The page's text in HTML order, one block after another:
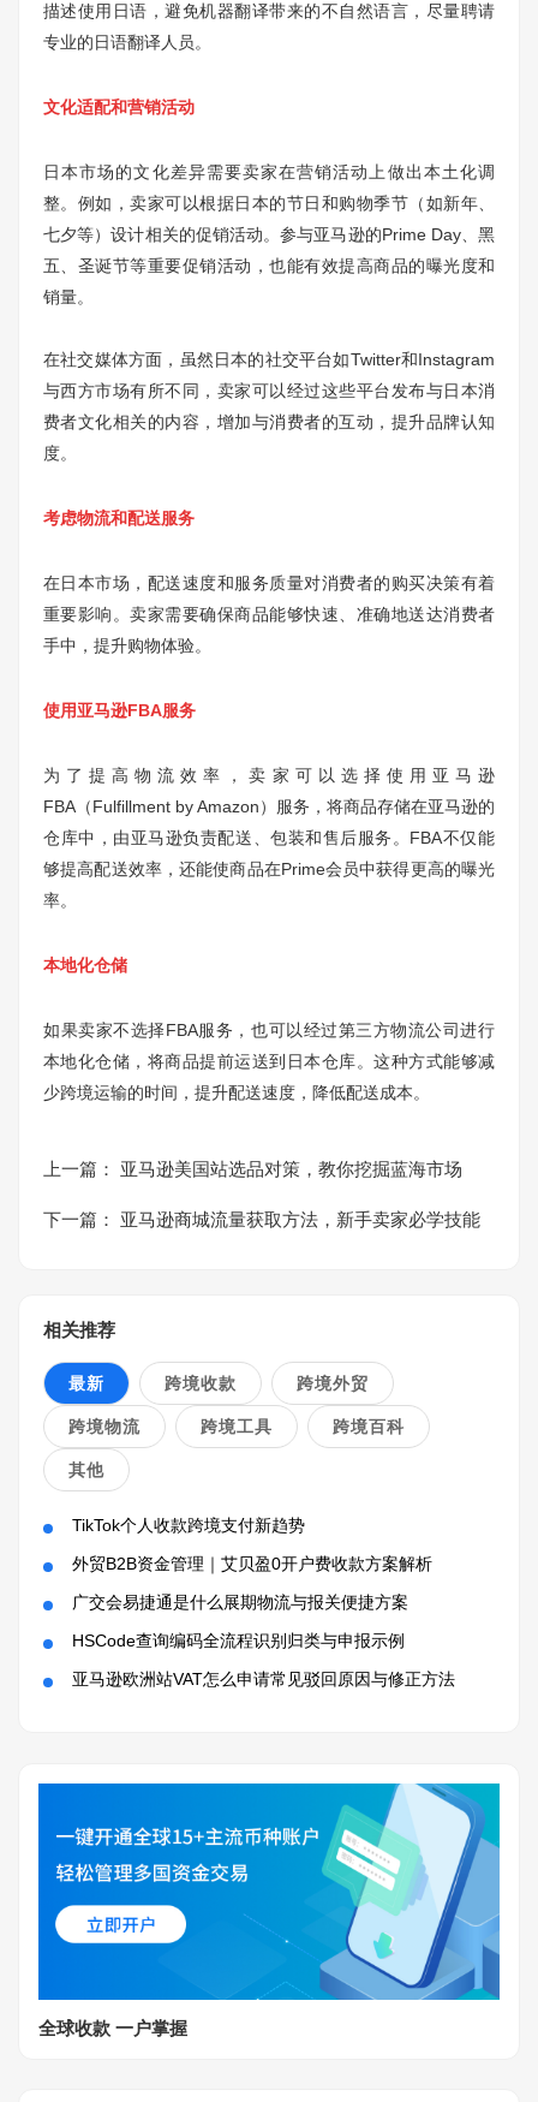
描述使用日语，避免机器翻译带来的不自然语言，尽量聘请
专业的日语翻译人员。
文化适配和营销活动
日本市场的文化差异需要卖家在营销活动上做出本土化调
整。例如，卖家可以根据日本的节日和购物季节（如新年、
七夕等）设计相关的促销活动。参与亚马逊的Prime Day、黑
五、圣诞节等重要促销活动，也能有效提高商品的曝光度和
销量。
在社交媒体方面，虽然日本的社交平台如Twitter和Instagram
与西方市场有所不同，卖家可以经过这些平台发布与日本消
费者文化相关的内容，增加与消费者的互动，提升品牌认知
度。
考虑物流和配送服务
在日本市场，配送速度和服务质量对消费者的购买决策有着
重要影响。卖家需要确保商品能够快速、准确地送达消费者
手中，提升购物体验。
使用亚马逊FBA服务
为了提高物流效率，卖家可以选择使用亚马逊
FBA（Fulfillment by Amazon）服务，将商品存储在亚马逊的
仓库中，由亚马逊负责配送、包装和售后服务。FBA不仅能
够提高配送效率，还能使商品在Prime会员中获得更高的曝光
率。
本地化仓储
如果卖家不选择FBA服务，也可以经过第三方物流公司进行
本地化仓储，将商品提前运送到日本仓库。这种方式能够减
少跨境运输的时间，提升配送速度，降低配送成本。
上一篇： 亚马逊美国站选品对策，教你挖掘蓝海市场
下一篇： 亚马逊商城流量获取方法，新手卖家必学技能
相关推荐
最新 跨境收款 跨境外贸
跨境物流 跨境工具 跨境百科
其他
TikTok个人收款跨境支付新趋势
外贸B2B资金管理｜艾贝盈0开户费收款方案解析
广交会易捷通是什么展期物流与报关便捷方案
HSCode查询编码全流程识别归类与申报示例
亚马逊欧洲站VAT怎么申请常见驳回原因与修正方法
全球收款 一户掌握